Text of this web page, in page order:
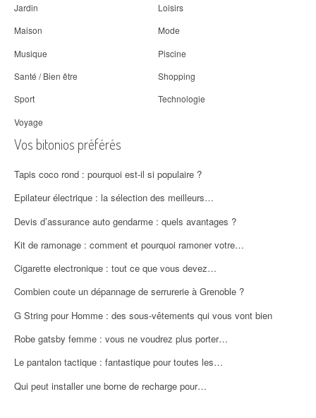
Jardin
Loisirs
Maison
Mode
Musique
Piscine
Santé / Bien être
Shopping
Sport
Technologie
Voyage
Vos bitonios préférés
Tapis coco rond : pourquoi est-il si populaire ?
Epilateur électrique : la sélection des meilleurs…
Devis d’assurance auto gendarme : quels avantages ?
Kit de ramonage : comment et pourquoi ramoner votre…
Cigarette electronique : tout ce que vous devez…
Combien coute un dépannage de serrurerie à Grenoble ?
G String pour Homme : des sous-vêtements qui vous vont bien
Robe gatsby femme : vous ne voudrez plus porter…
Le pantalon tactique : fantastique pour toutes les…
Qui peut installer une borne de recharge pour…